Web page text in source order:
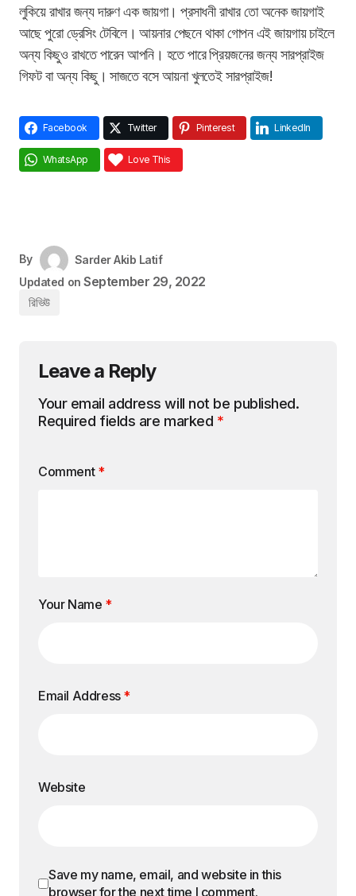
লুকিয়ে রাখার জন্য দারুণ এক জায়গা। প্রসাধনী রাখার তো অনেক জায়গাই
আছে পুরো ড্রেসিং টেবিলে। আয়নার পেছনে থাকা গোপন এই জায়গায় চাইলে
অন্য কিছুও রাখতে পারেন আপনি। হতে পারে প্রিয়জনের জন্য সারপ্রাইজ
গিফট বা অন্য কিছু। সাজতে বসে আয়না খুলতেই সারপ্রাইজ!
Facebook Twitter Pinterest LinkedIn
WhatsApp Love This
By
Sarder Akib Latif
Updated on September 29, 2022
রিভিউ
Leave a Reply
Your email address will not be published.
Required fields are marked *
Comment *
Your Name *
Email Address *
Website
Save my name, email, and website in this
browser for the next time I comment.